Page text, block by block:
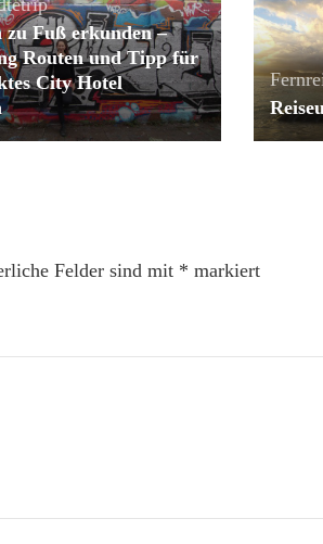
zu Fuß erkunden –
Routen und Tipp für
City Hotel
Felder sind mit * markiert